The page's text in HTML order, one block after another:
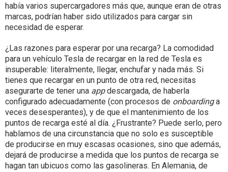
había varios supercargadores más que, aunque eran de otras
marcas, podrían haber sido utilizados para cargar sin
necesidad de esperar.
¿Las razones para esperar por una recarga? La comodidad
para un vehículo Tesla de recargar en la red de Tesla es
insuperable: literalmente, llegar, enchufar y nada más. Si
tienes que recargar en un punto de otra red, necesitas
asegurarte de tener una appdescargada, de haberla
configurado adecuadamente (con procesos de onboardinga
veces desesperantes), y de que el mantenimiento de los
puntos de recarga esté al día. ¿Frustrante? Puede serlo, pero
hablamos de una circunstancia que no solo es susceptible
de producirse en muy escasas ocasiones, sino que además,
dejará de producirse a medida que los puntos de recarga se
hagan tan ubicuos como las gasolineras. En Alemania, de